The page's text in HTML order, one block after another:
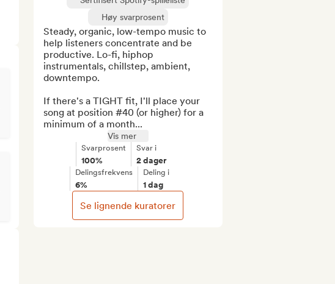
Høy svarprosent
Steady, organic, low-tempo music to
help listeners concentrate and be
productive. Lo-fi, hiphop
instrumentals, chillstep, ambient,
downtempo.
If there's a TIGHT fit, I'll place your
song at position #40 (or higher) for a
minimum of a month...
Vis mer
Svarprosent
100%
Svar i
2 dager
Delingsfrekvens
6%
Deling i
1 dag
Se lignende kuratorer